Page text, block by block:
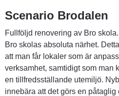
Scenario Brodalen
Fullföljd renovering av Bro
Bro skolas absoluta närhet.
att man får lokaler som är
verksamhet, samtidigt som man
en tillfredsställande utemiljö.
innebära att det görs en